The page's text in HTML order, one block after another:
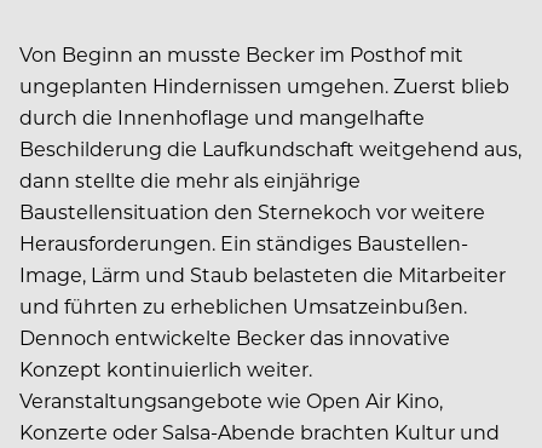
Von Beginn an musste Becker im Posthof mit
ungeplanten Hindernissen umgehen. Zuerst blieb
durch die Innenhoflage und mangelhafte
Beschilderung die Laufkundschaft weitgehend aus,
dann stellte die mehr als einjährige
Baustellensituation den Sternekoch vor weitere
Herausforderungen. Ein ständiges Baustellen-
Image, Lärm und Staub belasteten die Mitarbeiter
und führten zu erheblichen Umsatzeinbußen.
Dennoch entwickelte Becker das innovative
Konzept kontinuierlich weiter.
Veranstaltungsangebote wie Open Air Kino,
Konzerte oder Salsa-Abende brachten Kultur und